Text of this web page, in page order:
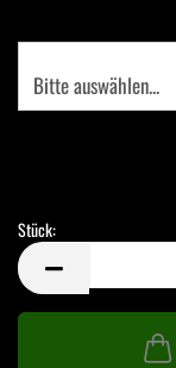
Stück:
Stück